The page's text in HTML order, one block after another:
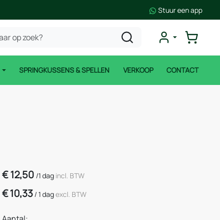
Stuur een app
SPRINGKUSSENS & SPELLEN VERKOOP CONTACT
€12,50 /1 dag incl. BTW
€10,33 /1 dagexcl. BTW